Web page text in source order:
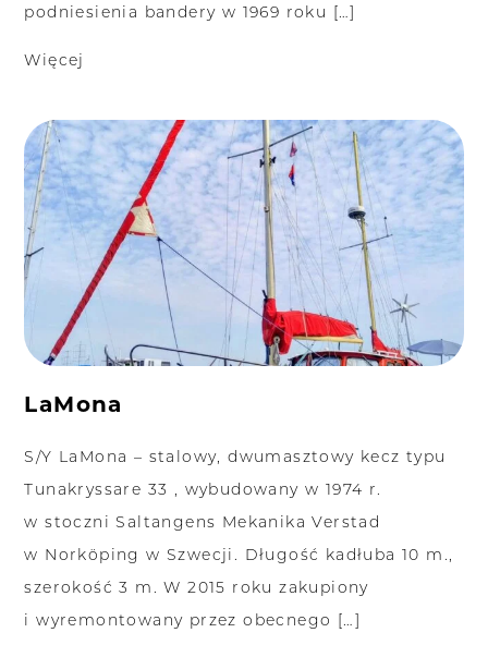
podniesienia bandery w 1969 roku […]
Więcej
LaMona
S/Y LaMona – stalowy, dwumasztowy kecz typu
Tunakryssare 33 , wybudowany w 1974 r.
w stoczni Saltangens Mekanika Verstad
w Norköping w Szwecji. Długość kadłuba 10 m.,
szerokość 3 m. W 2015 roku zakupiony
i wyremontowany przez obecnego […]